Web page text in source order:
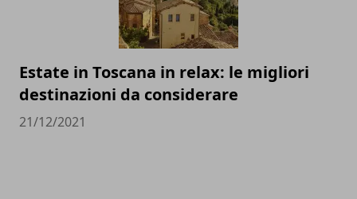
Estate in Toscana in relax: le migliori
destinazioni da considerare
21/12/2021